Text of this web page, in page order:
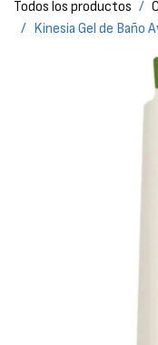
Todos los productos
Kinesia Gel de Baño